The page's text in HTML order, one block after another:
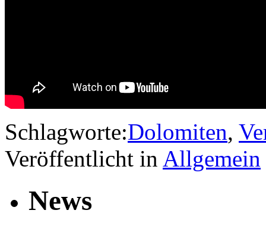
Schlagworte:Dolomiten,
Veröffentlicht in Allgemein
News